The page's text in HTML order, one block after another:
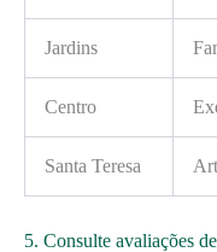
Jardins
Centro
Santa Teresa
5. Consulte avaliações